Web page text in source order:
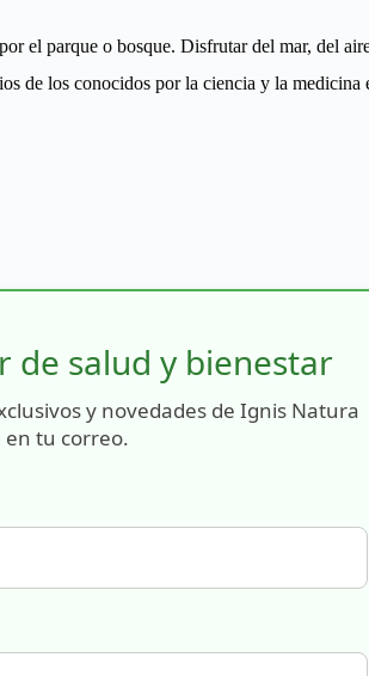
el parque o bosque. Disfrutar del mar, del
de los conocidos por la ciencia y la
de salud y bienestar
y novedades de Ignis Natura
tu correo.